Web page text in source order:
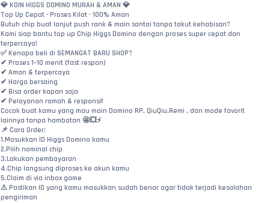
💎 KOIN HIGGS DOMINO MURAH & AMAN 💎
Top Up Cepat • Proses Kilat • 100% Aman
Butuh chip buat lanjut push rank & main santai tanpa takut kehabisan?
Kami siap bantu top up Chip Higgs Domino dengan proses super cepat dan
terpercaya!
✅ Kenapa beli di SEMANGAT BARU SHOP?
✔ Proses 1–10 menit (fast respon)
✔ Aman & terpercaya
✔ Harga bersaing
✔ Bisa order kapan saja
✔ Pelayanan ramah & responsif
Cocok buat kamu yang mau main Domino RP, QiuQiu,Remi , dan mode favorit
lainnya tanpa hambatan 🤩💥⚡
📌 Cara Order:
1.Masukkan ID Higgs Domino kamu
2.Pilih nominal chip
3.Lakukan pembayaran
4.Chip langsung diproses ke akun kamu
5.Claim di via inbox game
⚠ Pastikan ID yang kamu masukkan sudah benar agar tidak terjadi kesalahan
pengiriman